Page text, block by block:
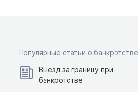
Популярные статьи о банкротстве
Выезд за границу при
банкротстве